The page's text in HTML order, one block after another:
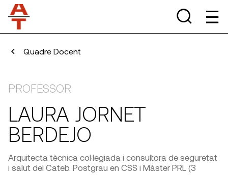
Quadre Docent
PROFESSOR
LAURA JORNET
BERDEJO
Arquitecta tècnica col·legiada i consultora de seguretat
i salut del Cateb. Postgrau en CSS i Màster PRL (3